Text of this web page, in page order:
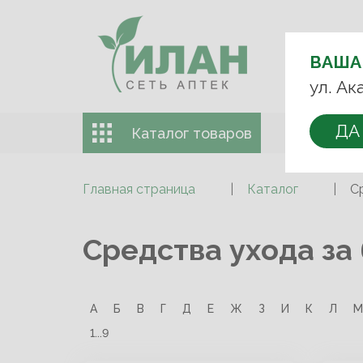
АПТЕКУ:
ВАША
ул.
ДА
+7 (499)
Каталог товаров Доставка
Главная страница Каталог
Средства ухода
А Б В Г Д Е Ж З И К Л М
1...9